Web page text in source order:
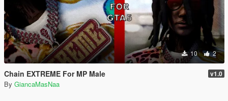
10 2
Chain EXTREME For MP Male v1.0
By GiancaMasNaa